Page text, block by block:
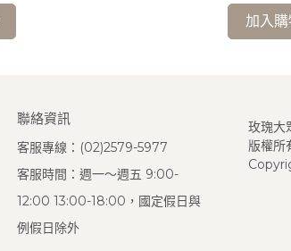
加入
聯絡資訊
客服專線：(02)2579-5977
客服時間：週一～週五 9:00-
12:00 13:00-18:00，國定假日與
例假日除外
玫瑰大
版權所